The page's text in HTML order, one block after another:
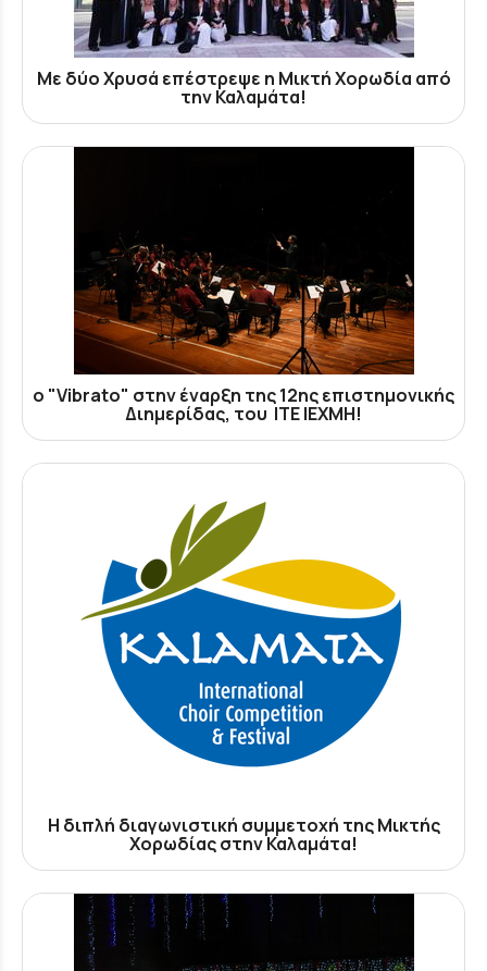
Με δύο Χρυσά επέστρεψε η Μικτή Χορωδία από
την Καλαμάτα!
ο "Vibrato" στην έναρξη της 12ης επιστημονικής
Διημερίδας, του ΙΤΕ ΙΕΧΜΗ!
Η διπλή διαγωνιστική συμμετοχή της Μικτής
Χορωδίας στην Καλαμάτα!